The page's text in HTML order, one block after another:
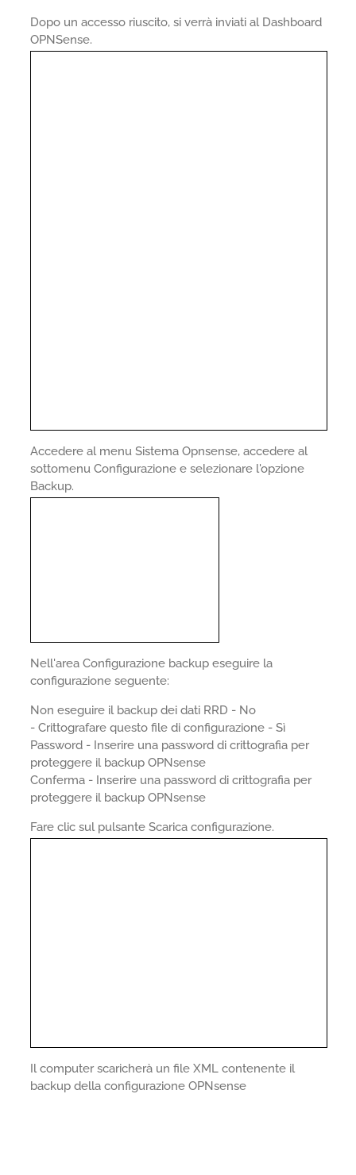
Dopo un accesso riuscito, si verrà inviati al Dashboard
OPNSense.
Accedere al menu Sistema Opnsense, accedere al
sottomenu Configurazione e selezionare l'opzione
Backup.
Nell'area Configurazione backup eseguire la
configurazione seguente:
Non eseguire il backup dei dati RRD - No
- Crittografare questo file di configurazione - Sì
Password - Inserire una password di crittografia per
proteggere il backup OPNsense
Conferma - Inserire una password di crittografia per
proteggere il backup OPNsense
Fare clic sul pulsante Scarica configurazione.
Il computer scaricherà un file XML contenente il
backup della configurazione OPNsense